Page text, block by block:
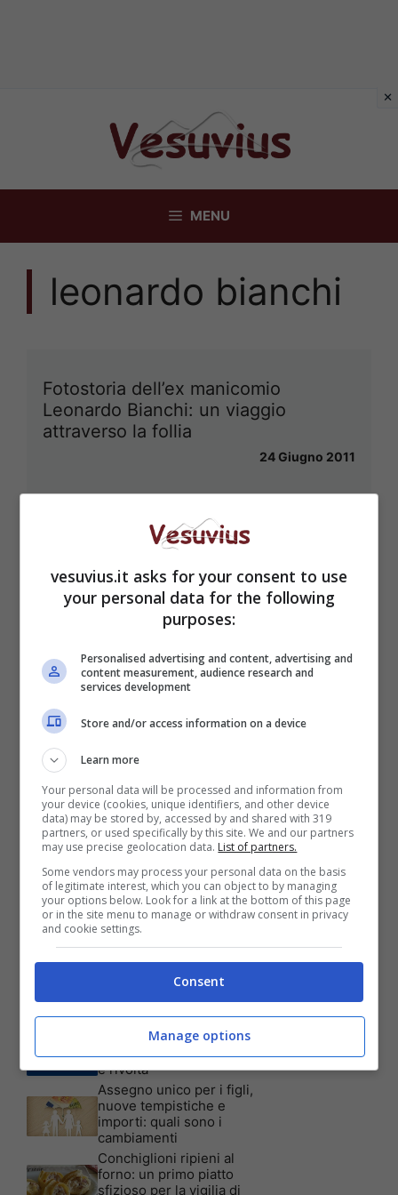
MENU
leonardo bianchi
Fotostoria dell’ex manicomio
Leonardo Bianchi: un viaggio
attraverso la follia
24 Giugno 2011
Articoli recenti
Assicurazione auto: ecco le
garanzie accessorie più
richieste dagli italiani
Test Visivo: Quanti Cani
vedi nella foto? Hai 30
secondi per essere un
genio!
Batterie al sale marino: 4
volte la capacità di quelle al
litio
Tim, la nuova promozione
è imperdibile: a quali utenti
è rivolta
Assegno unico per i figli,
nuove tempistiche e
importi: quali sono i
cambiamenti
Conchiglioni ripieni al
forno: un primo piatto
sfizioso per la vigilia di
vesuvius.it asks for your consent to use
your personal data for the following
purposes:
Personalised advertising and content, advertising and
content measurement, audience research and
services development
Store and/or access information on a device
Learn more
Your personal data will be processed and information from
your device (cookies, unique identifiers, and other device
data) may be stored by, accessed by and shared with 319
partners, or used specifically by this site. We and our partners
may use precise geolocation data. List of partners.
Some vendors may process your personal data on the basis
of legitimate interest, which you can object to by managing
your options below. Look for a link at the bottom of this page
or in the site menu to manage or withdraw consent in privacy
and cookie settings.
Consent
Manage options